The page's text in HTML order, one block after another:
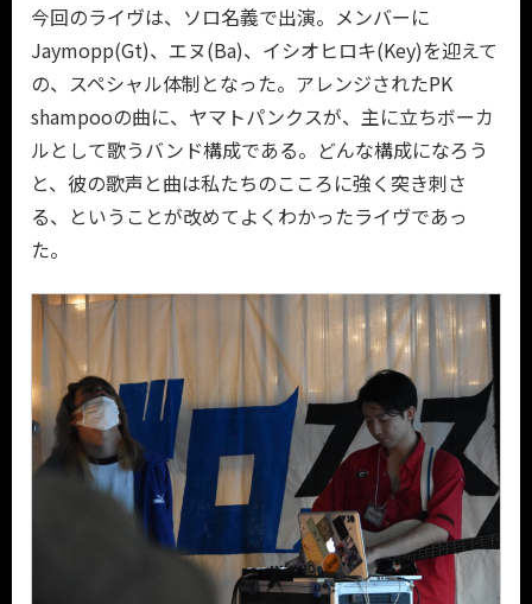
今回のライヴは、ソロ名義で出演。メンバーに
Jaymopp(Gt)、エヌ(Ba)、イシオヒロキ(Key)を迎えて
の、スペシャル体制となった。アレンジされたPK
shampooの曲に、ヤマトパンクスが、主に立ちボーカ
ルとして歌うバンド構成である。どんな構成になろう
と、彼の歌声と曲は私たちのこころに強く突き刺さ
る、ということが改めてよくわかったライヴであっ
た。